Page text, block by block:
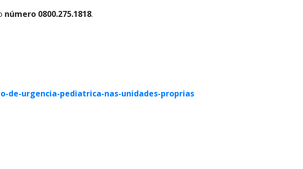
número 0800.275.1818.
urgencia-pediatrica-nas-unidades-proprias